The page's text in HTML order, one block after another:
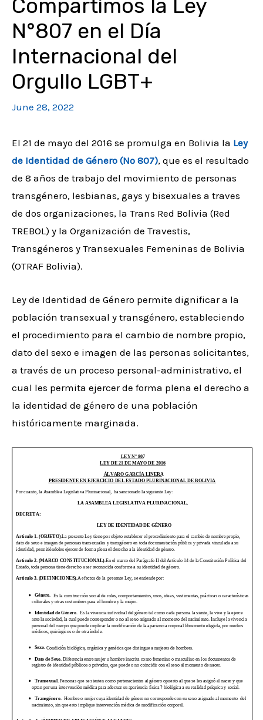
Compartimos la Ley
N°807 en el Día
Internacional del
Orgullo LGBT+
June 28, 2022
El 21 de mayo del 2016 se promulga en Bolivia la Ley
de Identidad de Género (Nº 807), que es el resultado
de 8 años de trabajo del movimiento de personas
transgénero, lesbianas, gays y bisexuales a traves
de dos organizaciones, la Trans Red Bolivia (Red
TREBOL) y la Organización de Travestis,
Transgéneros y Transexuales Femeninas de Bolivia
(OTRAF Bolivia).
Ley de Identidad de Género permite dignificar a la
población transexual y transgénero, estableciendo
el procedimiento para el cambio de nombre propio,
dato del sexo e imagen de las personas solicitantes,
a través de un proceso personal-administrativo, el
cual les permita ejercer de forma plena el derecho a
la identidad de género de una población
históricamente marginada.